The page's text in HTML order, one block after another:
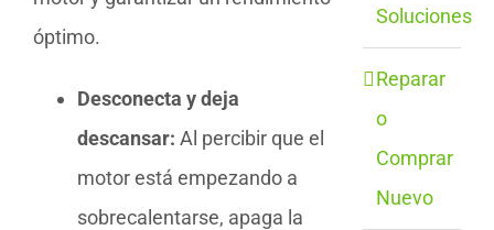
óptimo.
Desconecta y deja
descansar: Al percibir que el
motor está empezando a
sobrecalentarse, apaga la
Soluciones
Reparar
o
Comprar
Nuevo